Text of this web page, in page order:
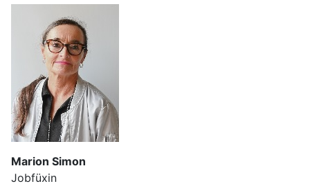
Marion Simon
Jobfüxin